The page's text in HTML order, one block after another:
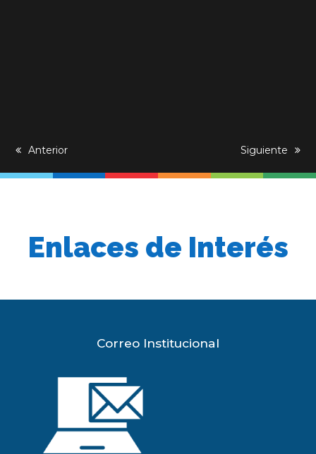
previous
Anterior
next
Siguiente
Enlaces de Interés
Correo Institucional